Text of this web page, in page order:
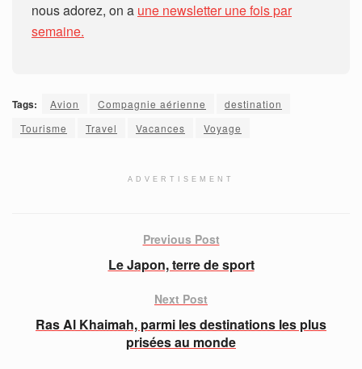
nous adorez, on a une newsletter une fois par
semaine.
Tags: Avion Compagnie aérienne
destination
Tourisme
Travel Vacances Voyage
ADVERTISEMENT
Previous Post
Le Japon, terre de sport
Next Post
Ras Al Khaimah, parmi les destinations les plus
prisées au monde